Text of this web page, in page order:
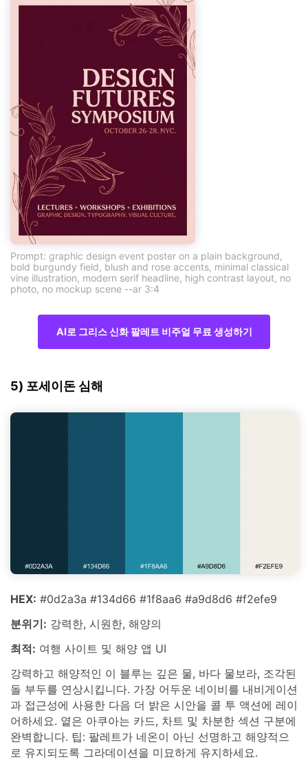
Prompt: graphic design event poster on a plain background,
bold burgundy field, blush and rose accents, minimal classical
vine illustration, modern serif headline, high contrast layout, no
photo, no mockup scene --ar 3:4
AI로 그리스 신화 팔레트 비주얼 무료 생성하기
5) 포세이돈 심해
HEX: #0d2a3a #134d66 #1f8aa6 #a9d8d6 #f2efe9
분위기: 강력한, 시원한, 해양의
최적: 여행 사이트 및 해양 앱 UI
강력하고 해양적인 이 블루는 깊은 물, 바다 물보라, 조각된
돌 부두를 연상시킵니다. 가장 어두운 네이비를 내비게이션
과 접근성에 사용한 다음 더 밝은 시안을 콜 투 액션에 레이
어하세요. 옅은 아쿠아는 카드, 차트 및 차분한 섹션 구분에
완벽합니다. 팁: 팔레트가 네온이 아닌 선명하고 해양적으
로 유지되도록 그라데이션을 미묘하게 유지하세요.